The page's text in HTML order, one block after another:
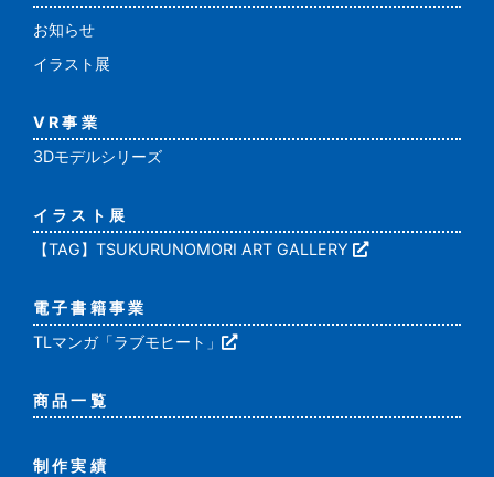
お知らせ
イラスト展
VR事業
3Dモデルシリーズ
イラスト展
【TAG】TSUKURUNOMORI ART GALLERY
電子書籍事業
TLマンガ「ラブモヒート」
商品一覧
制作実績